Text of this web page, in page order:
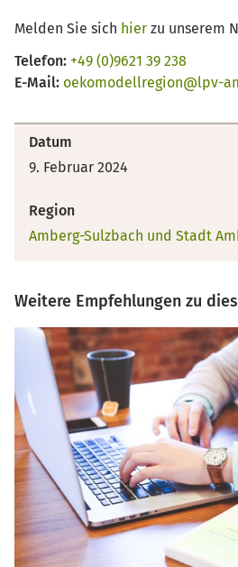
Melden Sie sich hier zu unserem
Telefon: +49 (0)9621 39 238
E-Mail: oekomodellregion@lpv-
Datum
9. Februar 2024
Region
Amberg-Sulzbach und Stadt
Weitere Empfehlungen zu